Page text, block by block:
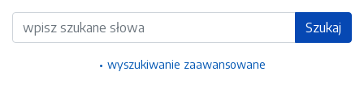
Wyszukiwarka Szukaj
wyszukiwanie zaawansowane